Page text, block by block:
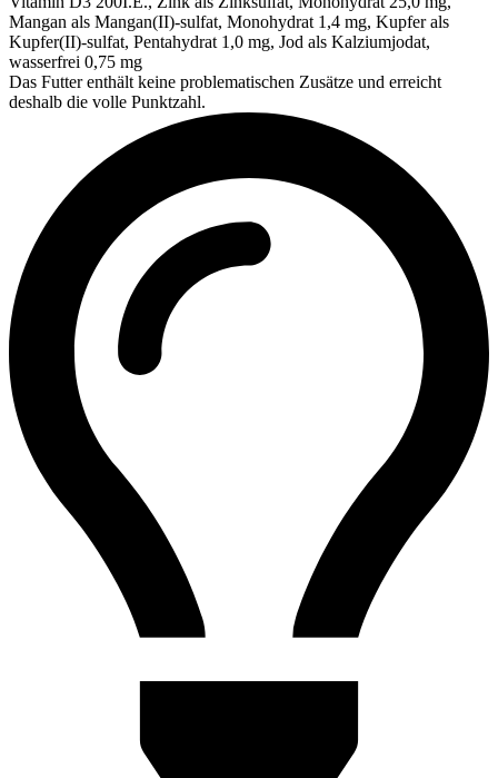
Mangan als Mangan(II)-sulfat, Monohydrat 1,4 mg, Kupfer als
Kupfer(II)-sulfat, Pentahydrat 1,0 mg, Jod als Kalziumjodat,
wasserfrei 0,75 mg
Das Futter enthält keine problematischen Zusätze und erreicht
deshalb die volle Punktzahl.